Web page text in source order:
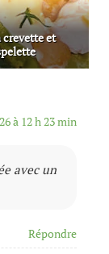
crevette et
à 12 h 23 min
avec un
Répondre